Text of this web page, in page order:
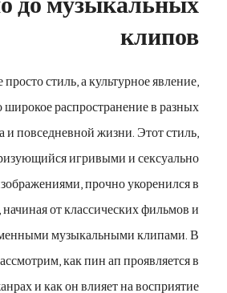
клипов
стиль, а культурное явление,
широкое распространение в разных
и повседневной жизни. Этот стиль,
игривыми и сексуально
прочно укоренился в
начиная от классических фильмов и
музыкальными клипами. В
как пин ап проявляется в
и как он влияет на восприятие